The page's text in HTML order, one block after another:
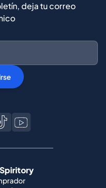
deja tu correo